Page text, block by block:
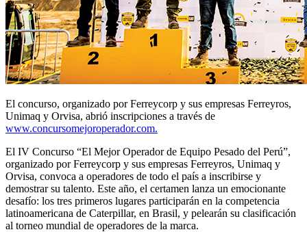
El concurso, organizado por Ferreycorp y sus empresas Ferreyros,
Unimaq y Orvisa, abrió inscripciones a través de
www.concursomejoroperador.com.
El IV Concurso “El Mejor Operador de Equipo Pesado del Perú”,
organizado por Ferreycorp y sus empresas Ferreyros, Unimaq y
Orvisa, convoca a operadores de todo el país a inscribirse y
demostrar su talento. Este año, el certamen lanza un emocionante
desafío: los tres primeros lugares participarán en la competencia
latinoamericana de Caterpillar, en Brasil, y pelearán su clasificación
al torneo mundial de operadores de la marca.